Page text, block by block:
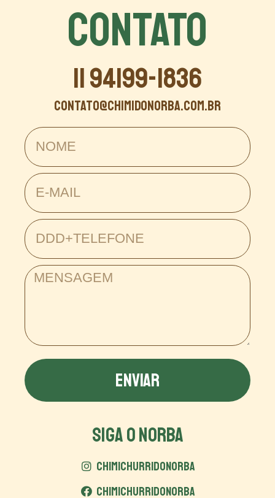
CONTATO
11 94199-1836
contato@chimidonorba.com.br
ENVIAR
SIGA O NORBA
CHIMICHURRIDONORBA
CHIMICHURRIDONORBA